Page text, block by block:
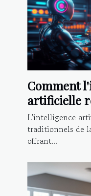
Comment
artificielle
création
L'intelligence
traditionnels de
offrant...